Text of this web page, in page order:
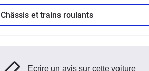
Châssis et trains roulants
Ecrire un avis sur cette voiture